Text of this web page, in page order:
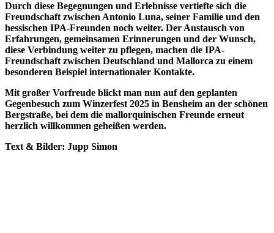
Durch diese Begegnungen und Erlebnisse vertiefte sich die
Freundschaft zwischen Antonio Luna, seiner Familie und den
hessischen IPA-Freunden noch weiter. Der Austausch von
Erfahrungen, gemeinsamen Erinnerungen und der Wunsch,
diese Verbindung weiter zu pflegen, machen die IPA-
Freundschaft zwischen Deutschland und Mallorca zu einem
besonderen Beispiel internationaler Kontakte.
Mit großer Vorfreude blickt man nun auf den geplanten
Gegenbesuch zum Winzerfest 2025 in Bensheim an der schönen
Bergstraße, bei dem die mallorquinischen Freunde erneut
herzlich willkommen geheißen werden.
Text & Bilder: Jupp Simon